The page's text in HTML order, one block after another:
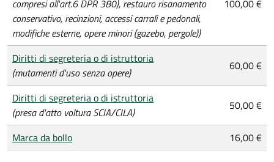
compresi all'art.6 DPR 380), restauro risanamento
conservativo, recinzioni, accessi carrali e pedonali,
modifiche esterne, opere minori (gazebo, pergole))
100,00 €
Diritti di segreteria o di istruttoria
(mutamenti d'uso senza opere)
60,00 €
Diritti di segreteria o di istruttoria
(presa d'atto voltura SCIA/CILA)
50,00 €
Marca da bollo 16,00 €